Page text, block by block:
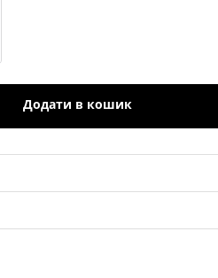
Додати в кошик